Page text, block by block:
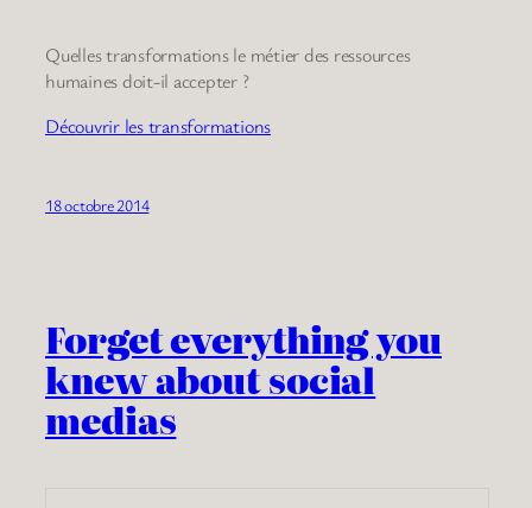
Quelles transformations le métier des ressources
humaines doit-il accepter ?
Découvrir les transformations
18 octobre 2014
Forget everything you
knew about social
medias